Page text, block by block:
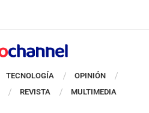
TECNOLOGÍA
OPINIÓN
REVISTA MULTIMEDIA